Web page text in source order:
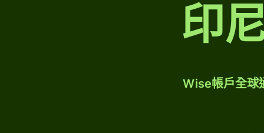
印
Wise帳戶全球